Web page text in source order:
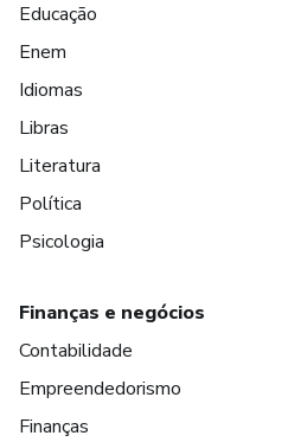
Educação
Enem
Idiomas
Libras
Literatura
Política
Psicologia
Finanças e negócios
Contabilidade
Empreendedorismo
Finanças